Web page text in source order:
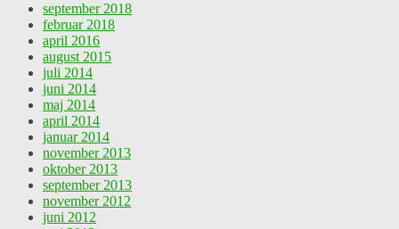
september 2018
februar 2018
april 2016
august 2015
juli 2014
juni 2014
maj 2014
april 2014
januar 2014
november 2013
oktober 2013
september 2013
november 2012
juni 2012